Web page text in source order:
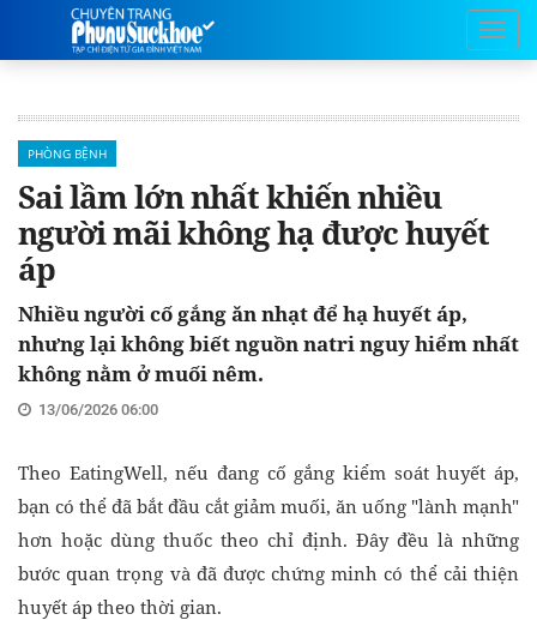
PHÒNG BỆNH
Sai lầm lớn nhất khiến nhiều
người mãi không hạ được huyết
áp
Nhiều người cố gắng ăn nhạt để hạ huyết áp,
nhưng lại không biết nguồn natri nguy hiểm nhất
không nằm ở muối nêm.
13/06/2026 06:00
Theo EatingWell, nếu đang cố gắng kiểm soát huyết áp,
bạn có thể đã bắt đầu cắt giảm muối, ăn uống "lành mạnh"
hơn hoặc dùng thuốc theo chỉ định. Đây đều là những
bước quan trọng và đã được chứng minh có thể cải thiện
huyết áp theo thời gian.